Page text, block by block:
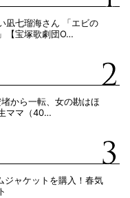
凪七瑠海さん 「エビの
【宝塚歌劇団O…
から一転、女の勘はほ
ママ（40…
ジャケットを購入！春気